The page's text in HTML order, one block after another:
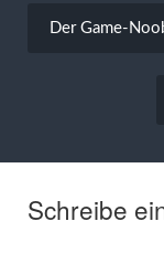
Der Game-
Schreibe